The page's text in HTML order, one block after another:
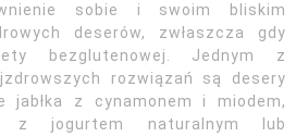
sobie i swoim bliskim
deserów, zwłaszcza gdy
bezglutenowej. Jednym z
rozwiązań są desery
jabłka z cynamonem i miodem,
z jogurtem naturalnym lub